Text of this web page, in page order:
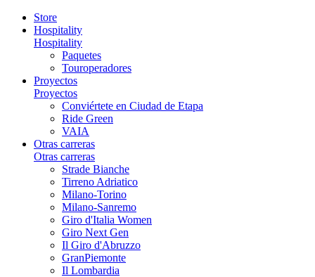
Store
Hospitality
Hospitality
Paquetes
Touroperadores
Proyectos
Proyectos
Conviértete en Ciudad de Etapa
Ride Green
VAIA
Otras carreras
Otras carreras
Strade Bianche
Tirreno Adriatico
Milano-Torino
Milano-Sanremo
Giro d'Italia Women
Giro Next Gen
Il Giro d'Abruzzo
GranPiemonte
Il Lombardia